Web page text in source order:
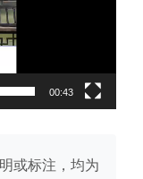
00:43
或标注，均为